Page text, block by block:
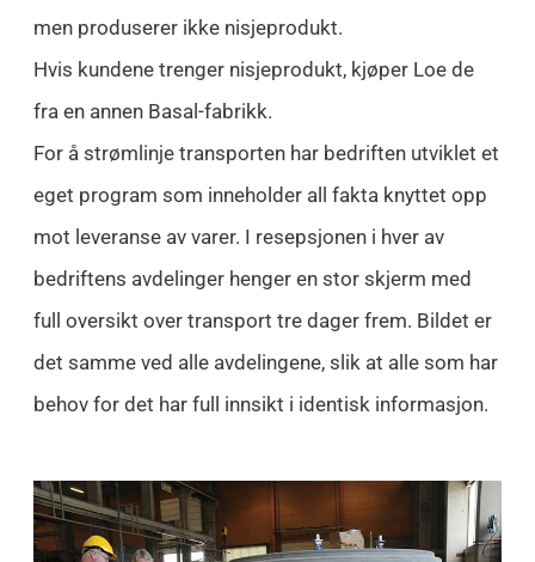
men produserer ikke nisjeprodukt.
Hvis kundene trenger nisjeprodukt, kjøper Loe de
fra en annen Basal-fabrikk.
For å strømlinje transporten har bedriften utviklet et
eget program som inneholder all fakta knyttet opp
mot leveranse av varer. I resepsjonen i hver av
bedriftens avdelinger henger en stor skjerm med
full oversikt over transport tre dager frem. Bildet er
det samme ved alle avdelingene, slik at alle som har
behov for det har full innsikt i identisk informasjon.